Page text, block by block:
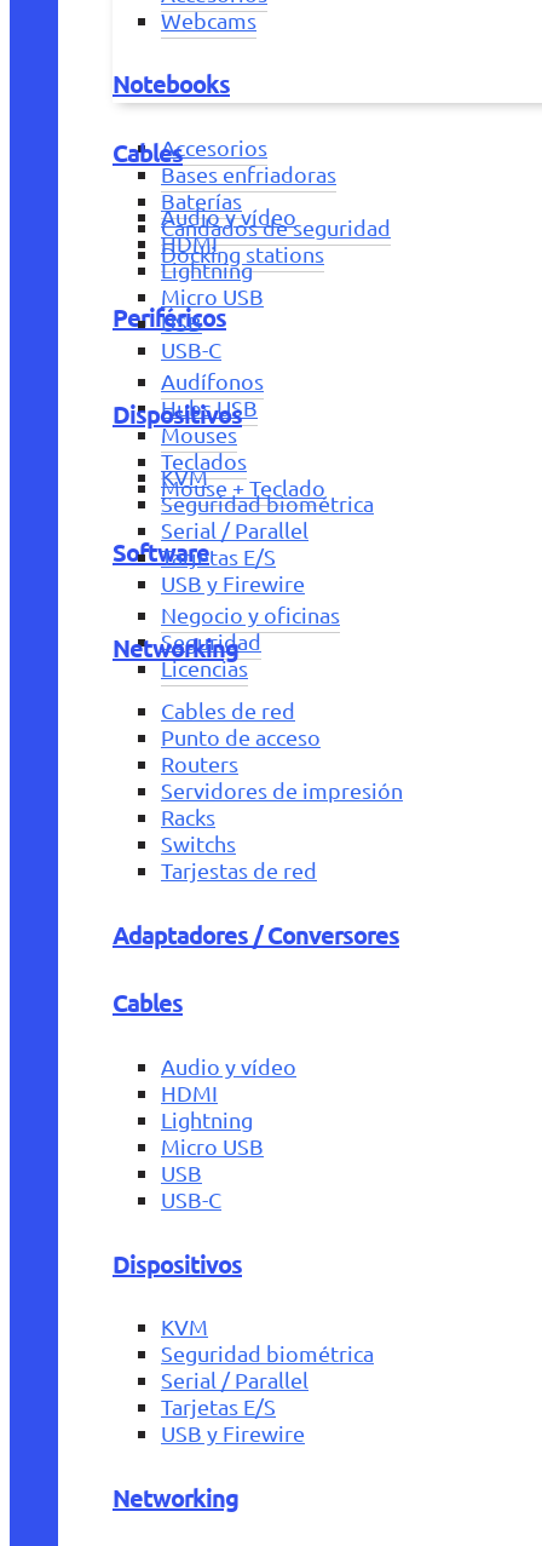
Webcams
Notebooks
Accesorios
Bases enfriadoras
Baterías
Candados de seguridad
Docking stations
Periféricos
Audífonos
Hubs USB
Mouses
Teclados
Mouse + Teclado
Software
Negocio y oficinas
Seguridad
Licencias
Cables
Audio y vídeo
HDMI
Lightning
Micro USB
USB
USB-C
Dispositivos
KVM
Seguridad biométrica
Serial / Parallel
Tarjetas E/S
USB y Firewire
Networking
Cables de red
Punto de acceso
Routers
Servidores de impresión
Racks
Switchs
Tarjestas de red
Adaptadores / Conversores
Cables
Audio y vídeo
HDMI
Lightning
Micro USB
USB
USB-C
Dispositivos
KVM
Seguridad biométrica
Serial / Parallel
Tarjetas E/S
USB y Firewire
Networking